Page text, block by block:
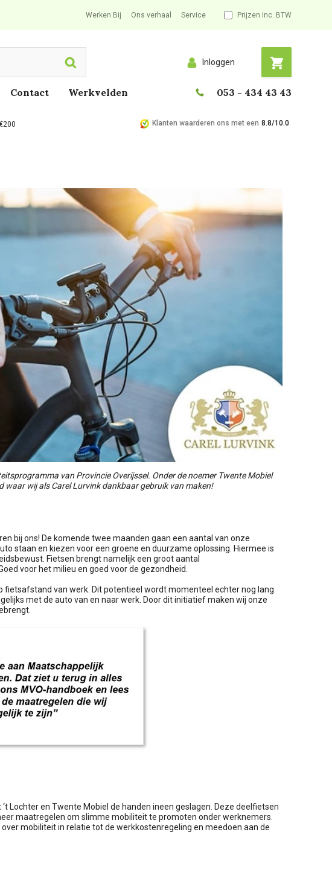
Werken Bij Ons verhaal Service Prijzen inc. BTW
Search Inloggen
Contact Werkvelden 053 - 434 43 43
Klanten waarderen ons met een 8.8/10.0
van Provincie Overijssel. Onder de noemer Twente Mobiel
wij als Carel Lurvink dankbaar gebruik van maken!
bij ons! De komende twee maanden gaan een aantal van onze
staan en kiezen voor een groene en duurzame oplossing. Hiermee is
Fietsen brengt namelijk een groot aantal
voor het milieu en goed voor de gezondheid.
van werk. Dit potentieel wordt momenteel echter nog lang
met de auto van en naar werk. Door dit initiatief maken wij onze
Lochter en Twente Mobiel de handen ineen geslagen. Deze deelfietsen
maatregelen om slimme mobiliteit te promoten onder werknemers.
mobiliteit in relatie tot de werkkostenregeling en meedoen aan de